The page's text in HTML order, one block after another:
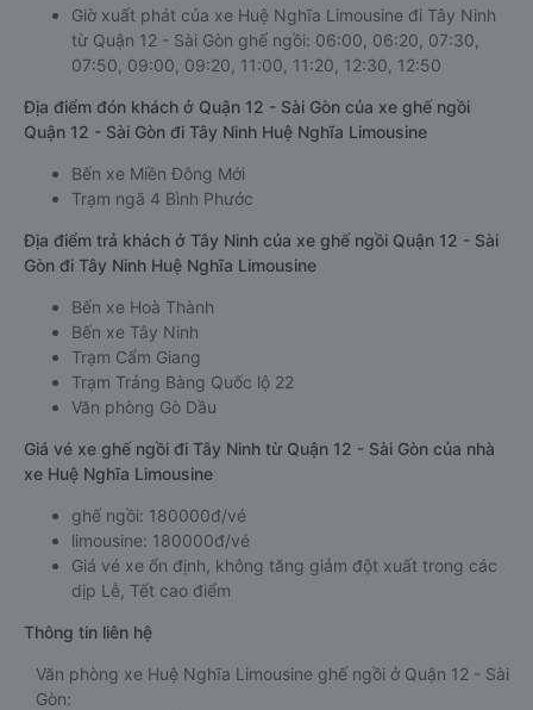
Giờ xuất phát của xe Huệ Nghĩa Limousine đi Tây Ninh
từ Quận 12 - Sài Gòn ghế ngồi: 06:00, 06:20, 07:30,
07:50, 09:00, 09:20, 11:00, 11:20, 12:30, 12:50
Địa điểm đón khách ở Quận 12 - Sài Gòn của xe ghế ngồi
Quận 12 - Sài Gòn đi Tây Ninh Huệ Nghĩa Limousine
Bến xe Miền Đông Mới
Trạm ngã 4 Bình Phước
Địa điểm trả khách ở Tây Ninh của xe ghế ngồi Quận 12 - Sài
Gòn đi Tây Ninh Huệ Nghĩa Limousine
Bến xe Hoà Thành
Bến xe Tây Ninh
Trạm Cẩm Giang
Trạm Trảng Bàng Quốc lộ 22
Văn phòng Gò Dầu
Giá vé xe ghế ngồi đi Tây Ninh từ Quận 12 - Sài Gòn của nhà
xe Huệ Nghĩa Limousine
ghế ngồi: 180000đ/vé
limousine: 180000đ/vé
Giá vé xe ổn định, không tăng giảm đột xuất trong các
dịp Lễ, Tết cao điểm
Thông tin liên hệ
Văn phòng xe Huệ Nghĩa Limousine ghế ngồi ở Quận 12 - Sài
Gòn: